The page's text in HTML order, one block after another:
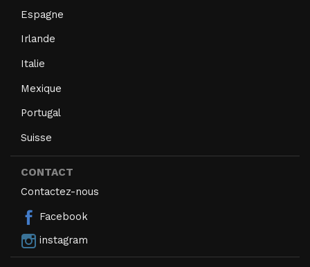
Espagne
Irlande
Italie
Mexique
Portugal
Suisse
CONTACT
Contactez-nous
Facebook
instagram